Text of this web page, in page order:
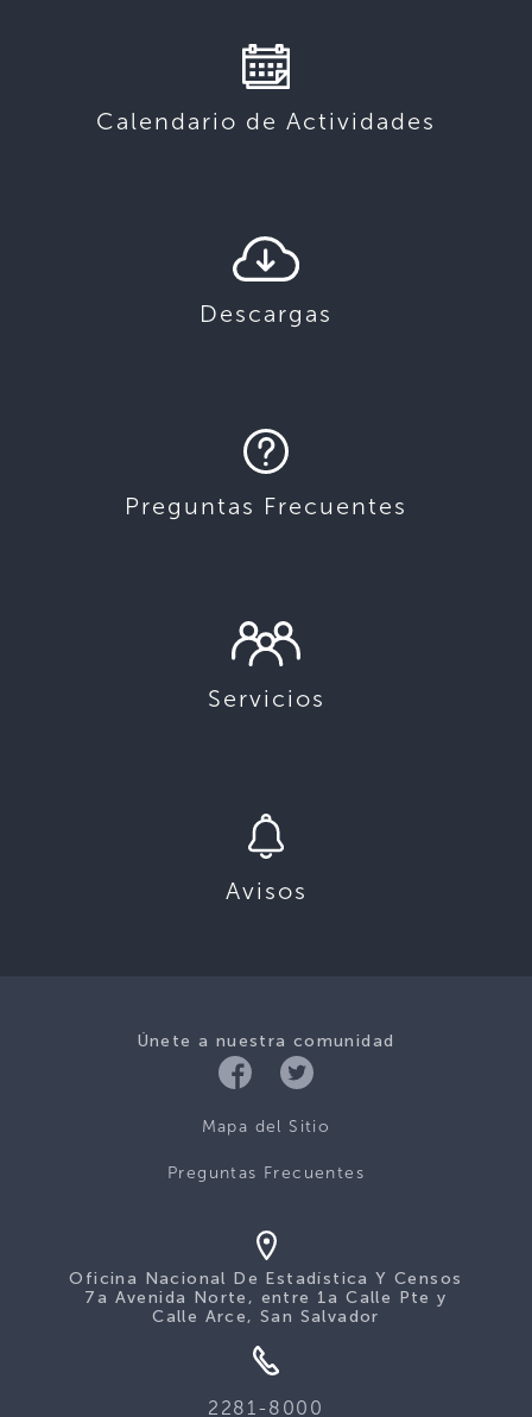
Calendario de Actividades
Descargas
Preguntas Frecuentes
Servicios
Avisos
Únete a nuestra comunidad
Mapa del Sitio
Preguntas Frecuentes
Oficina Nacional De Estadística Y Censos
7a Avenida Norte, entre 1a Calle Pte y
Calle Arce, San Salvador
2281-8000